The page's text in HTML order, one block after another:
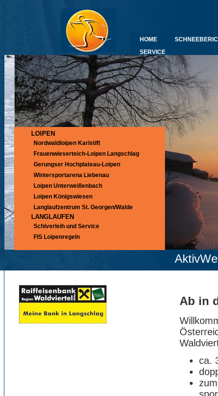
HOME
SERVICE
Ab in
ca.
LOIPEN
Nordwaldloipen Karlstift
Frauenwieserteich-Loipen Langschlag
Gerungser Hochplateau-Loipen
Wintersportarena Liebenau
Loipen Unterweißenbach
Loipen Königswiesen
Langlaufzentrum St. Georgen/Walde
LANGLAUFEN
Schiverleih und Service
FIS Loipenregeln